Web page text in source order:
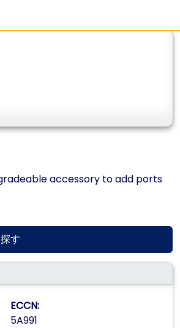
accessory to add ports
す
ECCN:
5A991